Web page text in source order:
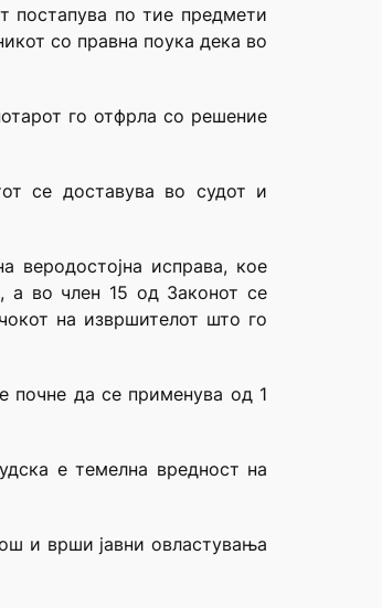
постапува по тие предмети
со правна поука дека во
го отфрла со решение
се доставува во судот и
веродостојна исправа, кое
а во член 15 од Законот се
на извршителот што го
почне да се применува од 1
е темелна вредност на
и врши јавни овластувања